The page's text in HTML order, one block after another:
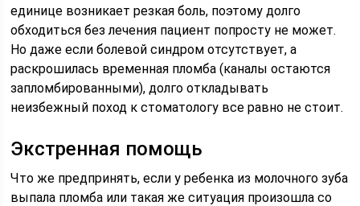
единице возникает резкая боль, поэтому долго
обходиться без лечения пациент попросту не может.
Но даже если болевой синдром отсутствует, а
раскрошилась временная пломба (каналы остаются
запломбированными), долго откладывать
неизбежный поход к стоматологу все равно не стоит.
Экстренная помощь
Что же предпринять, если у ребенка из молочного зуба
выпала пломба или такая же ситуация произошла со